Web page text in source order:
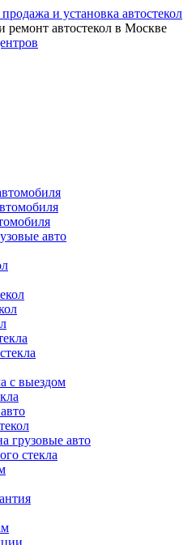
ремонт автостекол в Москве
авто
с выездом
грузовые авто
стекла